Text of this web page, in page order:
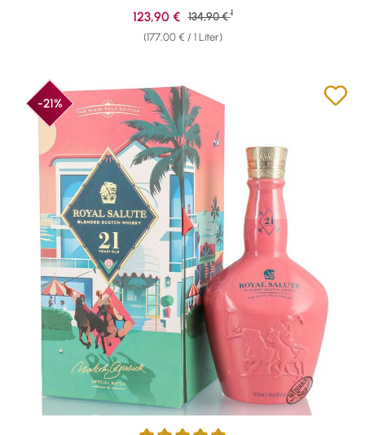
(177,00 € / 1 Liter)
Verkaufspreis:
123,90 € Regulärer Preis:
134,90 € 1
-21%